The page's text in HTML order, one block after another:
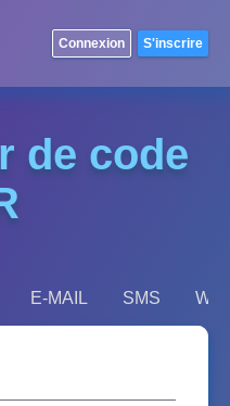
de code
E-MAIL SMS WIFI